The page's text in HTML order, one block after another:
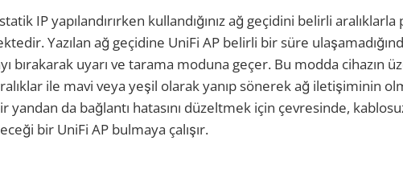
IP yapılandırırken kullandığınız ağ geçidini belirli
Yazılan ağ geçidine UniFi AP belirli bir süre
bırakarak uyarı ve tarama moduna geçer. Bu modda cihazın
ile mavi veya yeşil olarak yanıp sönerek ağ iletişiminin
yandan da bağlantı hatasını düzeltmek için çevresinde,
bir UniFi AP bulmaya çalışır.